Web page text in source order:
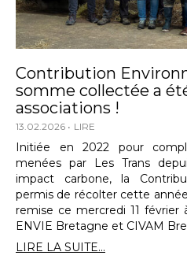
Contribution
somme collectée a
associations !
13.02.2026 LIRE
Initiée en 2022 pour
menées par Les Trans
impact carbone, la
permis de récolter cette
remise ce mercredi 11 février
ENVIE Bretagne et CIVAM
LIRE LA SUITE...